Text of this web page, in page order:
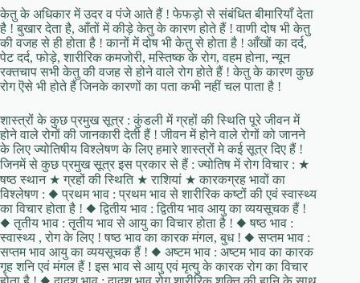
केतु के अधिकार में उदर व पंजे आते हैं ! फेफड़ो से संबंधित बीमारियाँ देता
है ! बुखार देता है, आँतों में कीड़े केतु के कारण होते हैं ! वाणी दोष भी केतु
की वजह से ही होता है ! कानों में दोष भी केतु से होता है ! आँखों का दर्द,
पेट दर्द, फोड़े, शारीरिक कमजोरी, मस्तिष्क के रोग, वहम होना, न्यून
रक्तचाप सभी केतु की वजह से होने वाले रोग होते हैं ! केतु के कारण कुछ
रोग ऎसे भी होते हैं जिनके कारणों का पता कभी नहीं चल पाता है !
शास्त्रों के कुछ प्रमुख सूत्र : कुंडली में ग्रहों की स्थिति पूरे जीवन में
होने वाले रोगों की जानकारी देती हैं ! जीवन में होने वाले रोगों को जानने
के लिए ज्योतिषीय विश्लेषण के लिए हमारे शास्त्रों मे कई सूत्र दिए हैं !
जिनमें से कुछ प्रमुख सूत्र इस प्रकार से हैं : ज्योतिष में रोग विचार : ★
षष्ठ स्थान ★ ग्रहों की स्थिति ★ राशियां ★ कारकग्रह भावों का
विश्लेषण : ◆ प्रथम भाव : प्रथम भाव से शारीरिक कष्टों की एवं स्वास्थ्य
का विचार होता है ! ◆ द्वितीय भाव : द्वितीय भाव आयु का व्ययसूचक हैं !
◆ तृतीय भाव : तृतीय भाव से आयु का विचार होता है ! ◆ षष्ठ भाव :
स्वास्थ्य , रोग के लिए ! षष्ठ भाव का कारक मंगल, बुध ! ◆ सप्तम भाव :
सप्तम भाव आयु का व्ययसूचक हैं ! ◆ अष्टम भाव : अष्टम भाव का कारक
गृह शनि एवं मंगल हैं ! इस भाव से आयु एवं मृत्यु के कारक रोग का विचार